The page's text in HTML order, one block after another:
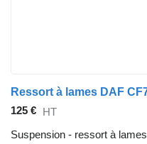
125 € HT
Suspension - ressort à lames